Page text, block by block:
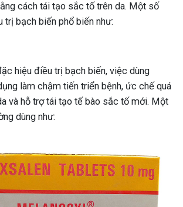
cách tái tạo sắc tố trên da. Một số
trị bạch biến phổ biến như:
hiệu điều trị bạch biến, việc dùng
làm chậm tiến triển bệnh, ức chế quá
và hỗ trợ tái tạo tế bào sắc tố mới. Một
dùng như: